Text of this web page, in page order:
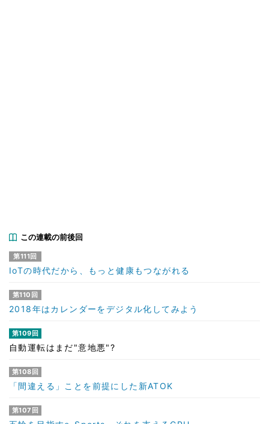
この連載の前後回
第111回
IoTの時代だから、もっと健康もつながれる
第110回
2018年はカレンダーをデジタル化してみよう
第109回
自動運転はまだ"意地悪"?
第108回
「間違える」ことを前提にした新ATOK
第107回